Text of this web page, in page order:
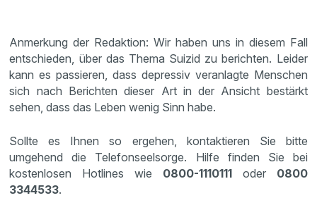
Anmerkung der Redaktion: Wir haben uns in diesem Fall
entschieden, über das Thema Suizid zu berichten. Leider
kann es passieren, dass depressiv veranlagte Menschen
sich nach Berichten dieser Art in der Ansicht bestärkt
sehen, dass das Leben wenig Sinn habe.
Sollte es Ihnen so ergehen, kontaktieren Sie bitte
umgehend die Telefonseelsorge. Hilfe finden Sie bei
kostenlosen Hotlines wie 0800-1110111oder 0800
3344533.